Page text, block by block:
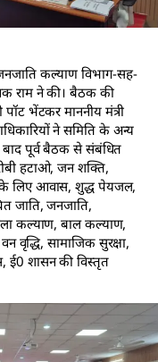
कल्याण विभाग-सह-
राम ने की। बैठक की
पॉट भेंटकर माननीय मंत्री
ने समिति के अन्य
बाद पूर्व बैठक से संबंधित
हटाओ, जन शक्ति,
लिए आवास, शुद्ध पेयजल,
जाति, जनजाति,
कल्याण, बाल कल्याण,
वृद्धि, सामाजिक सुरक्षा,
ई0 शासन की विस्तृत